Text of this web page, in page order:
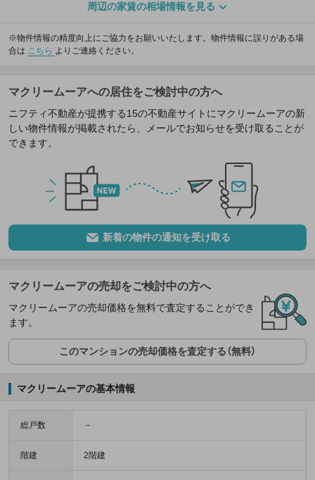
周辺の家賃の相場情報を見る
※物件情報の精度向上にご協力をお願いいたします。物件情報に誤りがある場
合は こちら よりご連絡ください。
マクリームーアへの居住をご検討中の方へ
ニフティ不動産が提携する15の不動産サイトにマクリームーアの新
しい物件情報が掲載されたら、メールでお知らせを受け取ることが
できます。
新着の物件の通知を受け取る
マクリームーアの売却をご検討中の方へ
マクリームーアの売却価格を無料で査定することができ
ます。
このマンションの売却価格を査定する（無料）
マクリームーアの基本情報
総戸数 －
階建 2階建